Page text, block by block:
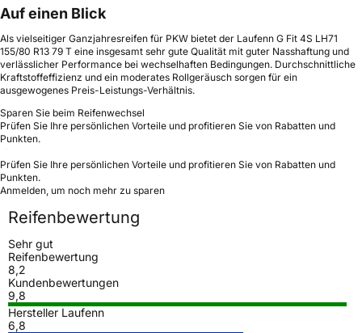
Auf einen Blick
Als vielseitiger Ganzjahresreifen für PKW bietet der Laufenn G Fit 4S LH71
155/80 R13 79 T eine insgesamt sehr gute Qualität mit guter Nasshaftung und
verlässlicher Performance bei wechselhaften Bedingungen. Durchschnittliche
Kraftstoffeffizienz und ein moderates Rollgeräusch sorgen für ein
ausgewogenes Preis-Leistungs-Verhältnis.
Sparen Sie beim Reifenwechsel
Prüfen Sie Ihre persönlichen Vorteile und profitieren Sie von Rabatten und
Punkten.
Prüfen Sie Ihre persönlichen Vorteile und profitieren Sie von Rabatten und
Punkten.
Anmelden, um noch mehr zu sparen
Reifenbewertung
Sehr gut
Reifenbewertung
8,2
Kundenbewertungen
9,8
Hersteller Laufenn
6,8